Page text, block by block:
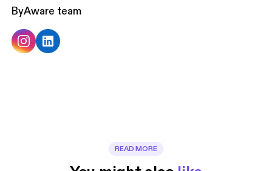
ByAware team
READ MORE